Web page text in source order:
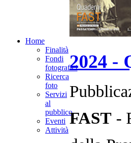
Home
Finalità
Fondi
fotografici
Ricerca
foto
Servizi
al
pubblico
Eventi
Attività
2024 -
FAST -